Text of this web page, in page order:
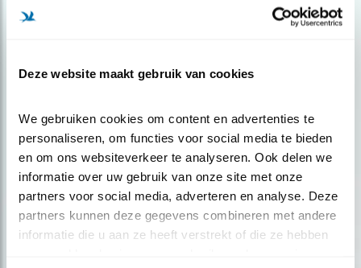
Deze website maakt gebruik van cookies
We gebruiken cookies om content en advertenties te
personaliseren, om functies voor social media te bieden
en om ons websiteverkeer te analyseren. Ook delen we
informatie over uw gebruik van onze site met onze
partners voor social media, adverteren en analyse. Deze
partners kunnen deze gegevens combineren met andere
informatie die u aan ze heeft verstrekt of die ze hebben
Meld je aan en ontvang nieuws, inspiratie, acties en tips
over vogels en activiteiten van Vogelbescherming.